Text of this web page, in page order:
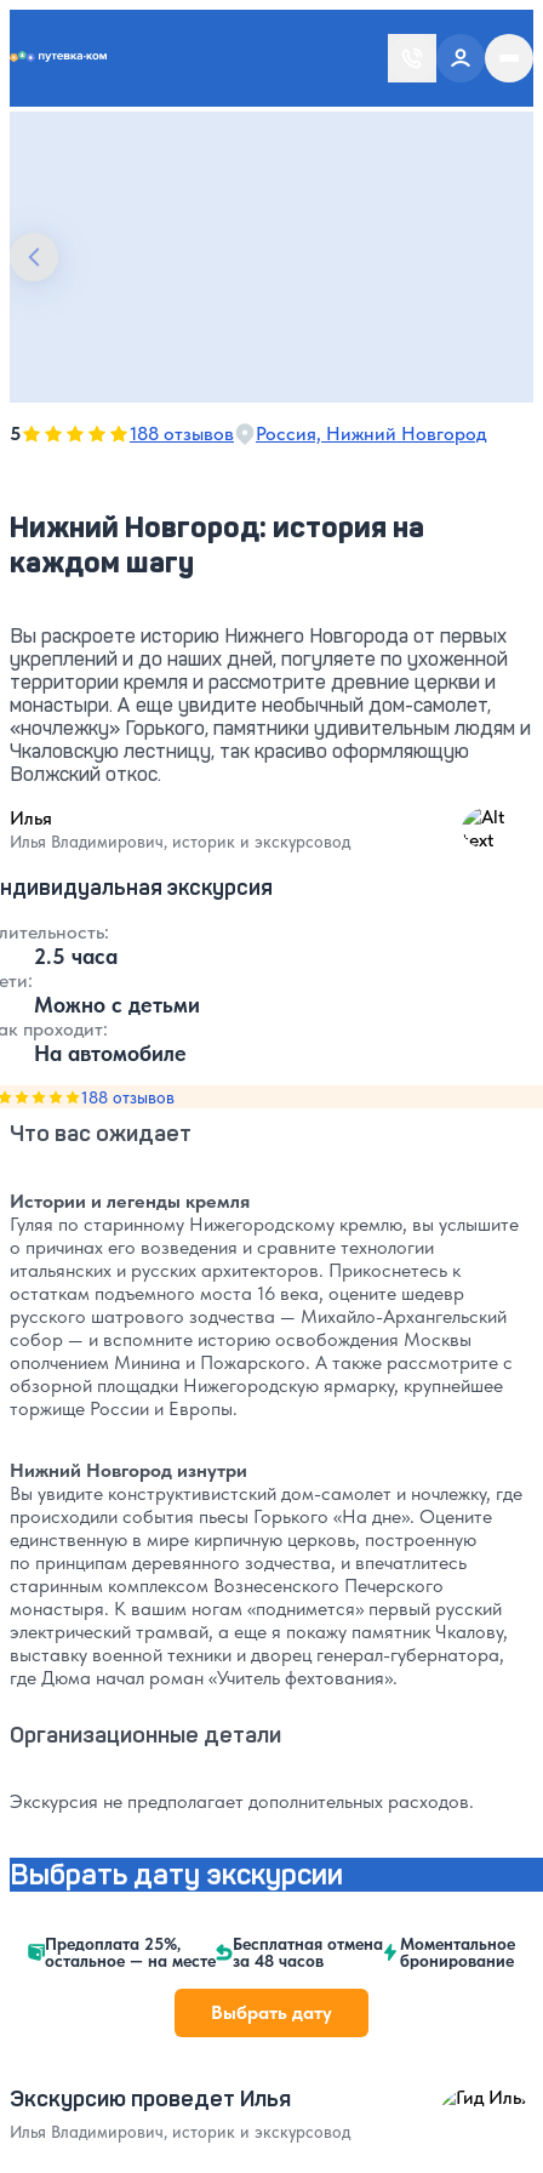
Нижний Новгород: история на
каждом шагу
5Оценка, количество звезд:5
188 отзывов Россия, Нижний Новгород
Вы раскроете историю Нижнего Новгорода от первых
укреплений и до наших дней, погуляете по ухоженной
территории кремля и рассмотрите древние церкви и
монастыри. А еще увидите необычный дом-самолет,
«ночлежку» Горького, памятники удивительным людям и
Чкаловскую лестницу, так красиво оформляющую
Волжский откос.
Илья
Илья Владимирович, историк и экскурсовод
4.99
экскурсия
2.5 часа
Можно с детьми
проходит:
На автомобиле
количество звезд:
188 отзывов
Что вас ожидает
Истории и легенды кремля
Гуляя по старинному Нижегородскому кремлю, вы услышите
о причинах его возведения и сравните технологии
итальянских и русских архитекторов. Прикоснетесь к
остаткам подъемного моста 16 века, оцените шедевр
русского шатрового зодчества — Михайло-Архангельский
собор — и вспомните историю освобождения Москвы
ополчением Минина и Пожарского. А также рассмотрите с
обзорной площадки Нижегородскую ярмарку, крупнейшее
торжище России и Европы.
Нижний Новгород изнутри
Вы увидите конструктивистский дом-самолет и ночлежку, где
происходили события пьесы Горького «На дне». Оцените
единственную в мире кирпичную церковь, построенную
по принципам деревянного зодчества, и впечатлитесь
старинным комплексом Вознесенского Печерского
монастыря. К вашим ногам «поднимется» первый русский
электрический трамвай, а еще я покажу памятник Чкалову,
выставку военной техники и дворец генерал-губернатора,
где Дюма начал роман «Учитель фехтования».
Организационные детали
Экскурсия не предполагает дополнительных расходов.
Выбрать дату экскурсии
Предоплата 25%,
остальное — на месте
Бесплатная отмена
за 48 часов
Моментальное
бронирование
Выбрать дату
Экскурсию проведет Илья
Илья Владимирович, историк и экскурсовод